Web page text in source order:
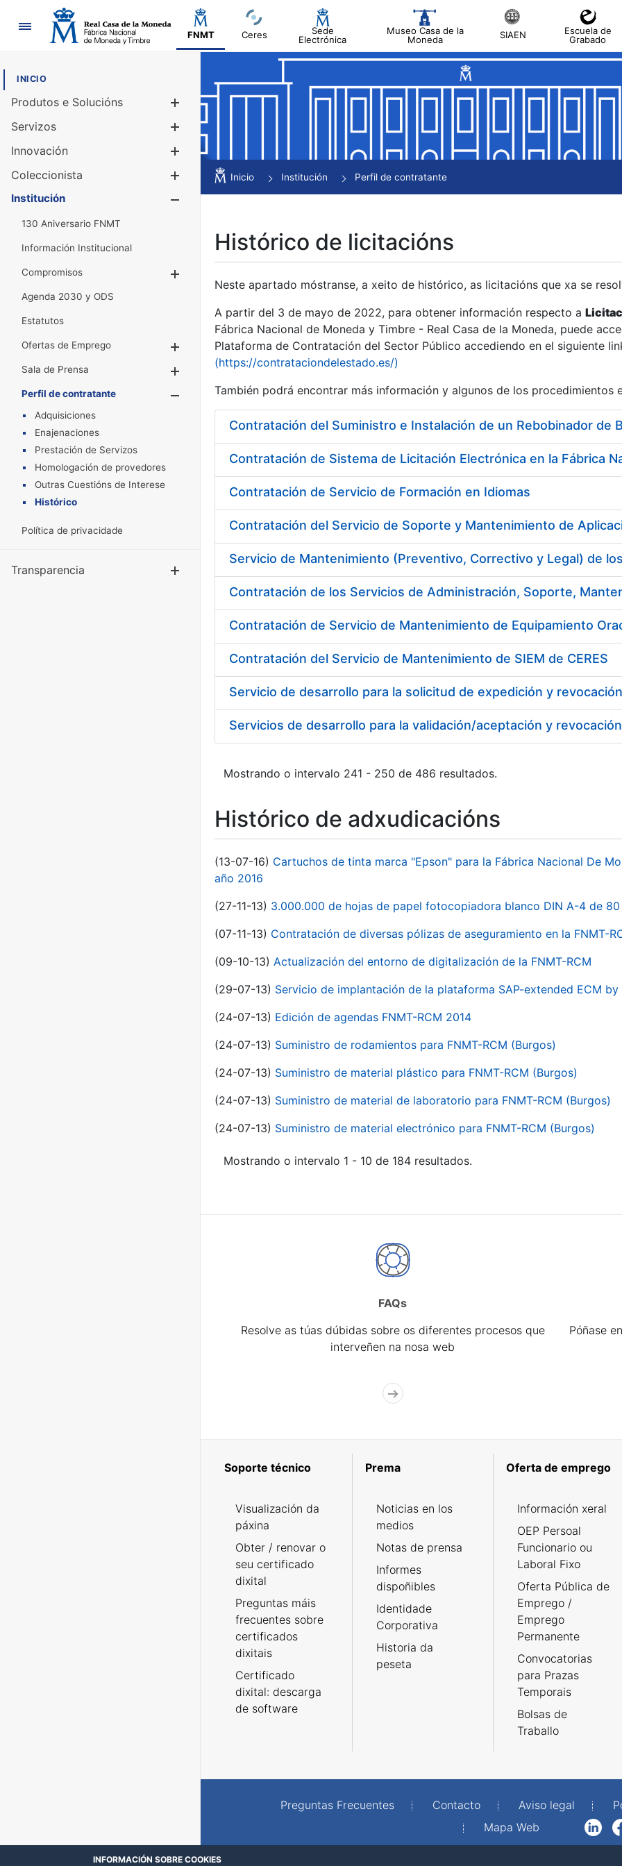
Navegación
FNMT Ceres
Sede
Electrónica
Museo Casa de la
Moneda
SIAEN
Escuela de
Grabado
INICIO
Produtos e Solucións
Mostrar/Ocultar
Servizos
Innovación
Coleccionista
Mostrar/Ocultar
Institución
130 Aniversario FNMT
Información Institucional
Compromisos
Agenda 2030 y ODS
Estatutos
Ofertas de Emprego
Mostrar/Ocultar
Sala de Prensa
Mostrar/Ocultar
Perfil de contratante
Mostrar/Ocultar
Adquisiciones
Enajenaciones
Prestación de Servizos
Homologación de provedores
Outras Cuestións de Interese
Histórico
Política de privacidade
Transparencia
Inicio Institución Perfil de contratante
Histórico de licitacións
Neste apartado móstranse, a xeito de histórico, as licitacións que xa se
A partir del 3 de mayo de 2022, para obtener información respecto a
Fábrica Nacional de Moneda y Timbre - Real Casa de la Moneda, puede
Plataforma de Contratación del Sector Público accediendo en el siguiente
(https://contrataciondelestado.es/)
También podrá encontrar más información y algunos de los procedimientos
Contratación del Suministro e Instalación de un Rebobinador de
Contratación de Servicio de Formación en Idiomas
Contratación del Servicio de Soporte y Mantenimiento de
Contratación de Servicio de Mantenimiento de Equipamiento
Contratación del Servicio de Mantenimiento de SIEM de CERES
Mostrando o intervalo 241 - 250 de 486 resultados.
Histórico de adxudicacións
(13-07-16) Cartuchos de tinta marca "Epson" para la Fábrica Nacional De
año 2016
(27-11-13) 3.000.000 de hojas de papel fotocopiadora blanco DIN A-4 de 80
(07-11-13) Contratación de diversas pólizas de aseguramiento en la FNMT-
(09-10-13) Actualización del entorno de digitalización de la FNMT-RCM
(29-07-13) Servicio de implantación de la plataforma SAP-extended ECM by
(24-07-13) Edición de agendas FNMT-RCM 2014
(24-07-13) Suministro de rodamientos para FNMT-RCM (Burgos)
(24-07-13) Suministro de material plástico para FNMT-RCM (Burgos)
(24-07-13) Suministro de material de laboratorio para FNMT-RCM (Burgos)
(24-07-13) Suministro de material electrónico para FNMT-RCM (Burgos)
Mostrando o intervalo 1 - 10 de 184 resultados.
FAQs
Resolve as túas dúbidas sobre os diferentes procesos que
interveñen na nosa web
Póñase
Soporte técnico
Visualización da
páxina
Obter / renovar o
seu certificado
dixital
Preguntas máis
frecuentes sobre
certificados
dixitais
Certificado
dixital: descarga
de software
Prema
Noticias en los
medios
Notas de prensa
Informes
dispoñibles
Identidade
Corporativa
Historia da
peseta
Oferta de emprego
Información xeral
OEP Persoal
Funcionario ou
Laboral Fixo
Oferta Pública de
Emprego /
Emprego
Permanente
Convocatorias
para Prazas
Temporais
Bolsas de
Traballo
Preguntas Frecuentes Contacto Aviso legal
Mapa Web
LinkedInFacebook
INFORMACIÓN SOBRE COOKIES